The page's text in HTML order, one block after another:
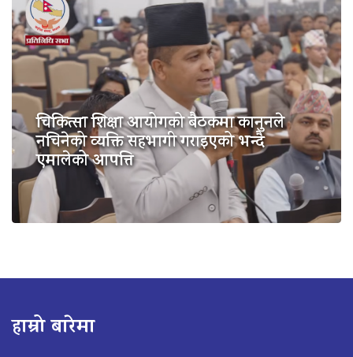
चिकित्सा शिक्षा आयोगको बैठकमा कानुनले
नचिनेको व्यक्ति सहभागी गराइएको भन्दै
एमालेको आपत्ति
हाम्रो बारेमा